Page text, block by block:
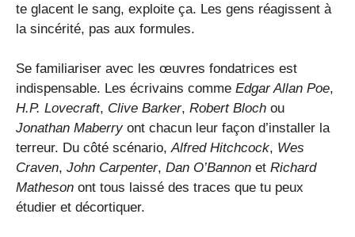
te glacent le sang, exploite ça. Les gens réagissent à
la sincérité, pas aux formules.
Se familiariser avec les œuvres fondatrices est
indispensable. Les écrivains comme Edgar Allan Poe,
H.P. Lovecraft, Clive Barker, Robert Bloch ou
Jonathan Maberryont chacun leur façon d’installer la
terreur. Du côté scénario,Alfred Hitchcock, Wes
Craven, John Carpenter, Dan O’Bannon et Richard
Matheson ont tous laissé des traces que tu peux
étudier et décortiquer.